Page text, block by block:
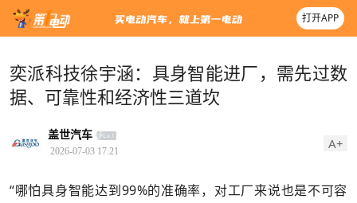
打开APP
奕派科技徐宇涵：具身智能进厂，需先过数
据、可靠性和经济性三道坎
盖世汽车
2026-07-03 17:21 A+
“哪怕具身智能达到99%的准确率，对工厂来说也是不可容